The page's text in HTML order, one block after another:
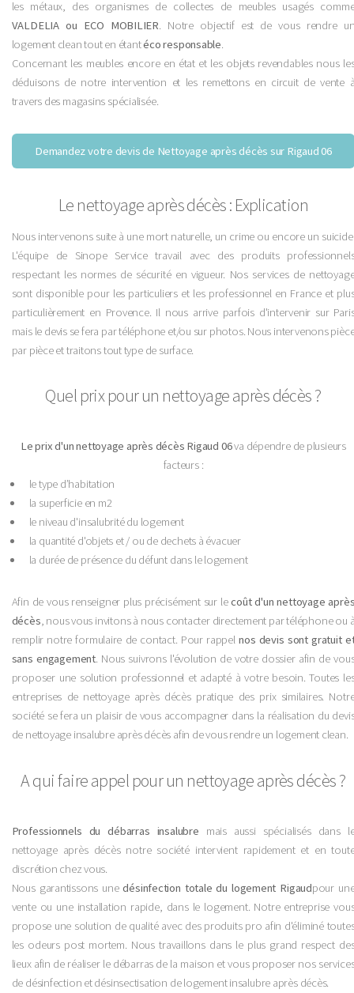
les métaux, des organismes de collectes de meubles usagés
VALDELIA ou ECO MOBILIER. Notre objectif est de vous rendre
logement clean tout en étantéco responsable.
Concernant les meubles encore en état et les objets revendables nous
déduisons de notre intervention et les remettons en circuit de vente
travers des magasins spécialisée.
Demandez votre devis de Nettoyage après décès sur Rigaud 06
Le nettoyage après décès : Explication
Nous intervenons suite à une mort naturelle, un crime ou encore un
L'équipe de Sinope Service travail avec des produits
respectant les normes de sécurité en vigueur. Nos services de
sont disponible pour les particuliers et les professionnel en France et
particulièrement en Provence. Il nous arrive parfois d'intervenir sur
mais le devis se fera par téléphone et/ou sur photos. Nous intervenons
par pièce et traitons tout type de surface.
Quel prix pour un nettoyage après décès ?
Le prix d'un nettoyage après décès Rigaud 06va dépendre de plusieurs
facteurs :
le type d’habitation
la superficie en m2
le niveau d'insalubrité du logement
la quantité d'objets et / ou de dechets à évacuer
la durée de présence du défunt dans le logement
Afin de vous renseigner plus précisément sur lecoût d'un nettoyage
décès, nous vous invitons à nous contacter directement par téléphone ou
remplir notre formulaire de contact. Pour rappelnos devis sont gratuit
sans engagement. Nous suivrons l'évolution de votre dossier afin de
proposer une solution professionnel et adapté à votre besoin. Toutes
entreprises de nettoyage après décès pratique des prix similaires.
société se fera un plaisir de vous accompagner dans la réalisation du
de nettoyage insalubre après décès afin de vous rendre un logement clean.
A qui faire appel pour un nettoyage après décès ?
Professionnels du débarras insalubre mais aussi spécialisés dans
nettoyage après décès notre société intervient rapidement et en
discrétion chez vous.
Nous garantissons unedésinfection totale du logement Rigaudpour
vente ou une installation rapide, dans le logement. Notre entreprise
propose une solution de qualité avec des produits pro afin d'éliminé
les odeurs post mortem. Nous travaillons dans le plus grand respect
lieux afin de réaliser le débarras de la maison et vous proposer nos
de désinfection et désinsectisation de logement insalubre après décès.